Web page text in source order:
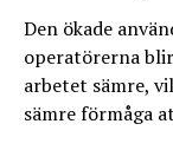
Den ökade
operatörerna
arbetet sämre,
sämre förmåga